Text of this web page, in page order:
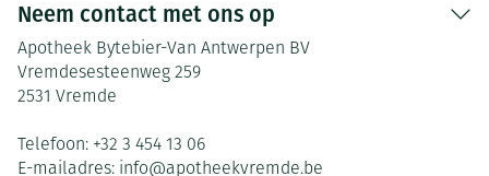
Neem contact met ons op
Apotheek Bytebier-Van Antwerpen BV
Vremdesesteenweg 259
2531 Vremde
Telefoon: +32 3 454 13 06
E-mailadres: info@apotheekvremde.be